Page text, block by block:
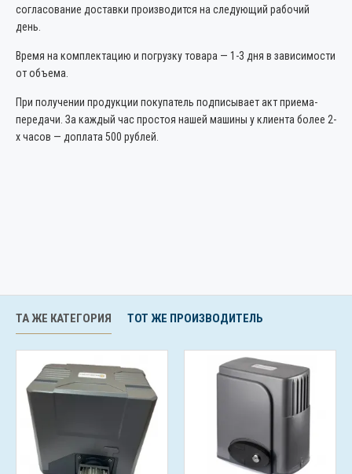
согласование доставки производится на следующий рабочий
день.
Время на комплектацию и погрузку товара — 1-3 дня в зависимости
от объема.
При получении продукции покупатель подписывает акт приема-
передачи. За каждый час простоя нашей машины у клиента более 2-
х часов — доплата 500 рублей.
ТА ЖЕ КАТЕГОРИЯ ТОТ ЖЕ ПРОИЗВОДИТЕЛЬ